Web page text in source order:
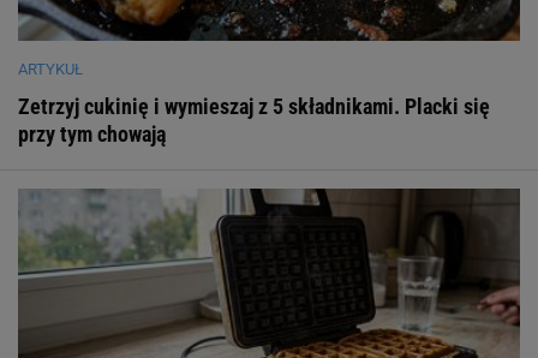
ARTYKUŁ
Zetrzyj cukinię i wymieszaj z 5 składnikami. Placki się
przy tym chowają